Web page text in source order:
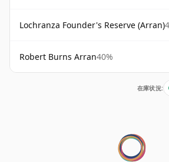
Lochranza Founder's Reserve (Arran)
Robert Burns Arran40%
在庫状況: